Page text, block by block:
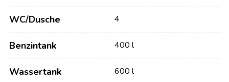
WC/Dusche 4
Benzintank 400 l
Wassertank 600 l